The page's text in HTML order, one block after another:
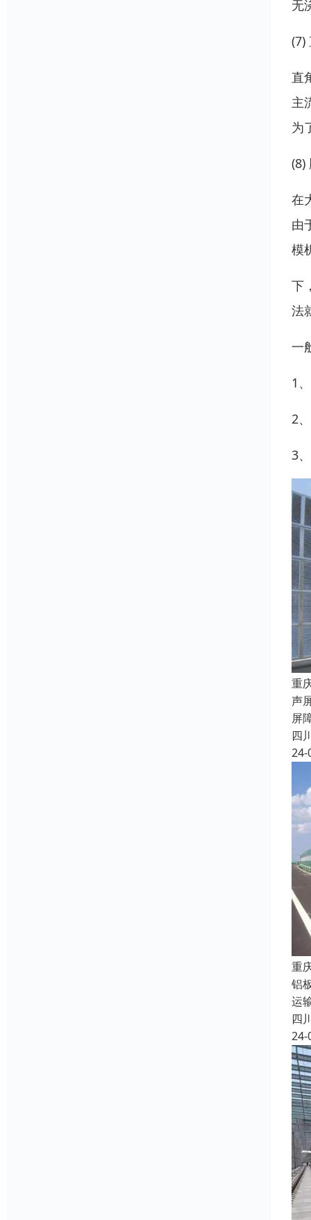
无
(7)
直
主
为
(8)
在
由
模
下
法
一
1
2
3
重
声
屏
四
24-
重
铝
运
四
24-